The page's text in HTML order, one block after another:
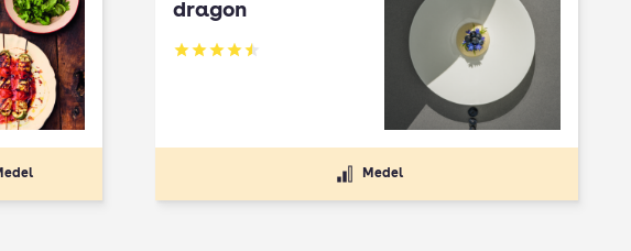
dragon
Betyg: 4.5 av 5
Medel